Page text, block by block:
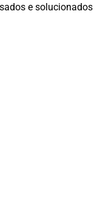
e solucionados